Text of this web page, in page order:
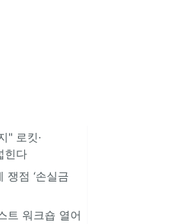
" 로킷·
힌다
쟁점 ‘손실금
트 워크숍 열어